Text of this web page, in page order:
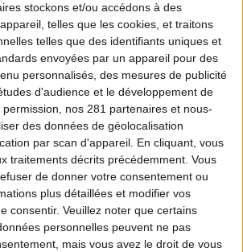
stockons et/ou accédons à des
telles que les cookies, et traitons
telles que des identifiants uniques et
envoyées par un appareil pour des
personnalisés, des mesures de publicité
d'audience et le développement de
permission, nos 281 partenaires et nous-
des données de géolocalisation
par scan d'appareil. En cliquant, vous
traitements décrits précédemment. Vous
de donner votre consentement ou
plus détaillées et modifier vos
consentir. Veuillez noter que certains
personnelles peuvent ne pas
mais vous avez le droit de vous